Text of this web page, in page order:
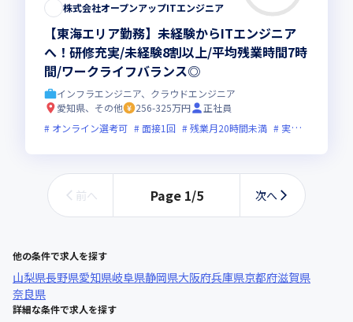
株式会社オープンアップITエンジニア
【東海エリア勤務】未経験からITエンジニア
へ！研修充実/未経験8割以上/平均残業時間7時
間/ワークライフバランス◎
インフラエンジニア、クラウドエンジニア
愛知県、その他
256-325万円
正社員
オンライン選考可
面接1回 残業月20時間未満 実務未経験歓迎
前へ Page 1/5 次へ
他の条件で求人を探す
山梨県長野県愛知県岐阜県静岡県大阪府兵庫県京都府滋賀県
奈良県
詳細な条件で求人を探す